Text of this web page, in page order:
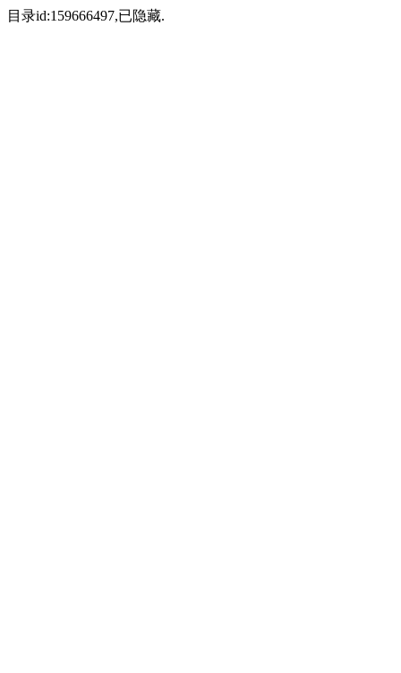
目录id:159666497,已隐藏.